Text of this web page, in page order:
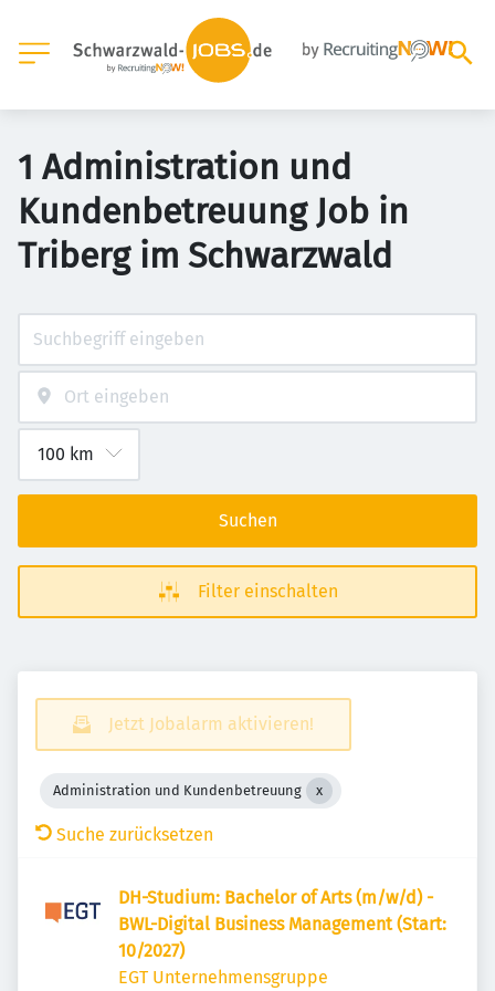
1 Administration und
Kundenbetreuung Job in
Triberg im Schwarzwald
Suchen
Filter einschalten
Jetzt Jobalarm aktivieren!
Administration und Kundenbetreuung
Suche zurücksetzen
DH-Studium: Bachelor of Arts (m/w/d) -
BWL-Digital Business Management (Start:
10/2027)
EGT Unternehmensgruppe